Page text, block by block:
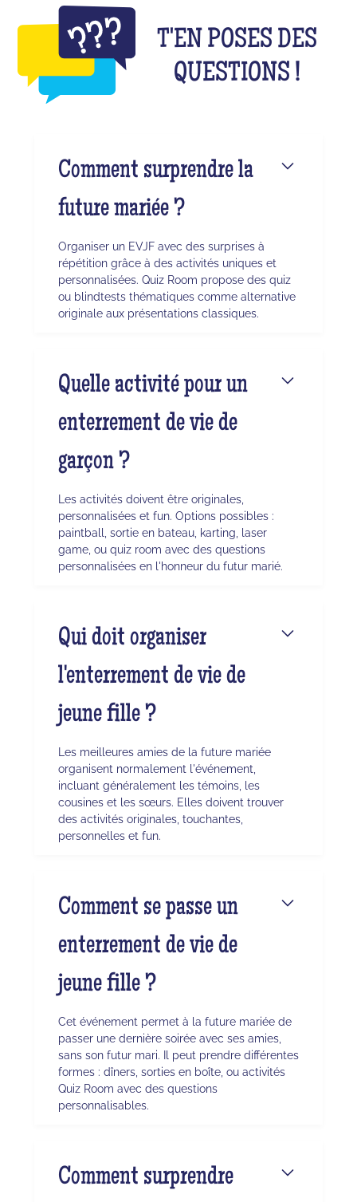
T'EN POSES DES
QUESTIONS !
Comment surprendre la
future mariée ?
Organiser un EVJF avec des surprises à
répétition grâce à des activités uniques et
personnalisées. Quiz Room propose des quiz
ou blindtests thématiques comme alternative
originale aux présentations classiques.
Quelle activité pour un
enterrement de vie de
garçon ?
Les activités doivent être originales,
personnalisées et fun. Options possibles :
paintball, sortie en bateau, karting, laser
game, ou quiz room avec des questions
personnalisées en l'honneur du futur marié.
Qui doit organiser
l'enterrement de vie de
jeune fille ?
Les meilleures amies de la future mariée
organisent normalement l'événement,
incluant généralement les témoins, les
cousines et les sœurs. Elles doivent trouver
des activités originales, touchantes,
personnelles et fun.
Comment se passe un
enterrement de vie de
jeune fille ?
Cet événement permet à la future mariée de
passer une dernière soirée avec ses amies,
sans son futur mari. Il peut prendre différentes
formes : dîners, sorties en boîte, ou activités
Quiz Room avec des questions
personnalisables.
Comment surprendre